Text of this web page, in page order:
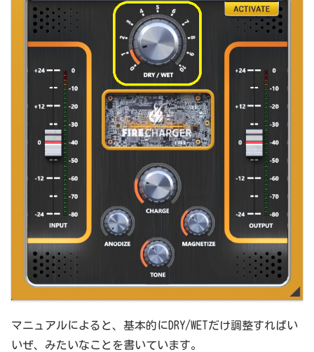
マニュアルによると、基本的にDRY/WETだけ調整すればい
いぜ、みたいなことを書いています。